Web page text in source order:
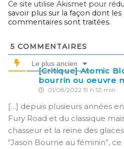
Ce site utilise Akismet pour
savoir plus sur la façon dont
commentaires sont traitées.
5 COMMENTAIRES
Le plus ancien
[Critique] Atomic
bourrin ou oeuvre
01/08/2022 19 h 53 min
[…] depuis plusieurs années
Fury Road et du classique
chasseur et la reine des
“Jason Bourne au féminin”,